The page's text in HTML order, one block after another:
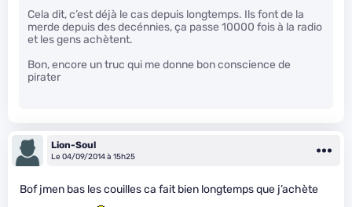
Cela dit, c’est déjà le cas depuis longtemps. Ils font de la
merde depuis des decénnies, ça passe 10000 fois à la radio
et les gens achètent.
Bon, encore un truc qui me donne bon conscience de
pirater
Lion-Soul
Le 04/09/2014 à 15h25
Bof jmen bas les couilles ca fait bien longtemps que j’achète